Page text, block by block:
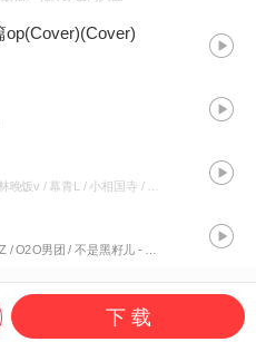
夏言kumi / AYQ / 曲梵音 / 炜大大呀 / 林晚饭v / 幕青L / 小相国寺 / Yuyu / 凌烨 / 煎包 / Franky北城叔 / 唐茉 / Yuzuki白羽 / 郝建_Koala
/ O2O男团 / 不是黑籽儿 - 始得天光【破云x吞海原创群像同人曲】
下 载